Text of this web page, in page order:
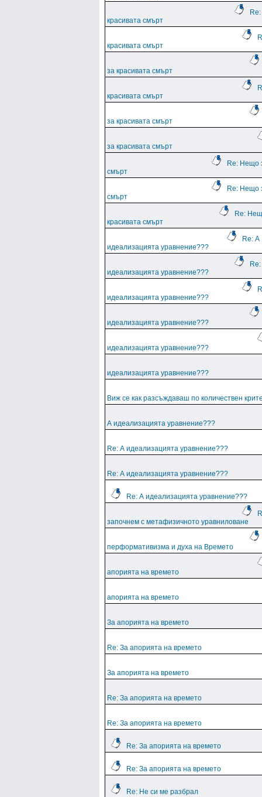
красивата смърт
красивата смърт
за красивата смърт
красивата смърт
за красивата смърт
за красивата смърт
Re: Нещо
смърт
Re: Нещо
смърт
Re:
красивата смърт
Re: А
идеализацията уравнение???
идеализацията уравнение???
идеализацията уравнение???
идеализацията уравнение???
идеализацията уравнение???
идеализацията уравнение???
Виж се как разсъждаваш по количествен
А идеализацията уравнение???
Re: А идеализацията уравнение???
Re: А идеализацията уравнение???
Re: А идеализацията уравнение???
започнем с метафизичното уравниловане
перформативизма и духа на Времето
апорията на времето
апорията на времето
За апорията на времето
Re: За апорията на времето
За апорията на времето
Re: За апорията на времето
Re: За апорията на времето
Re: За апорията на времето
Re: За апорията на времето
Re: Не си ме разбрал